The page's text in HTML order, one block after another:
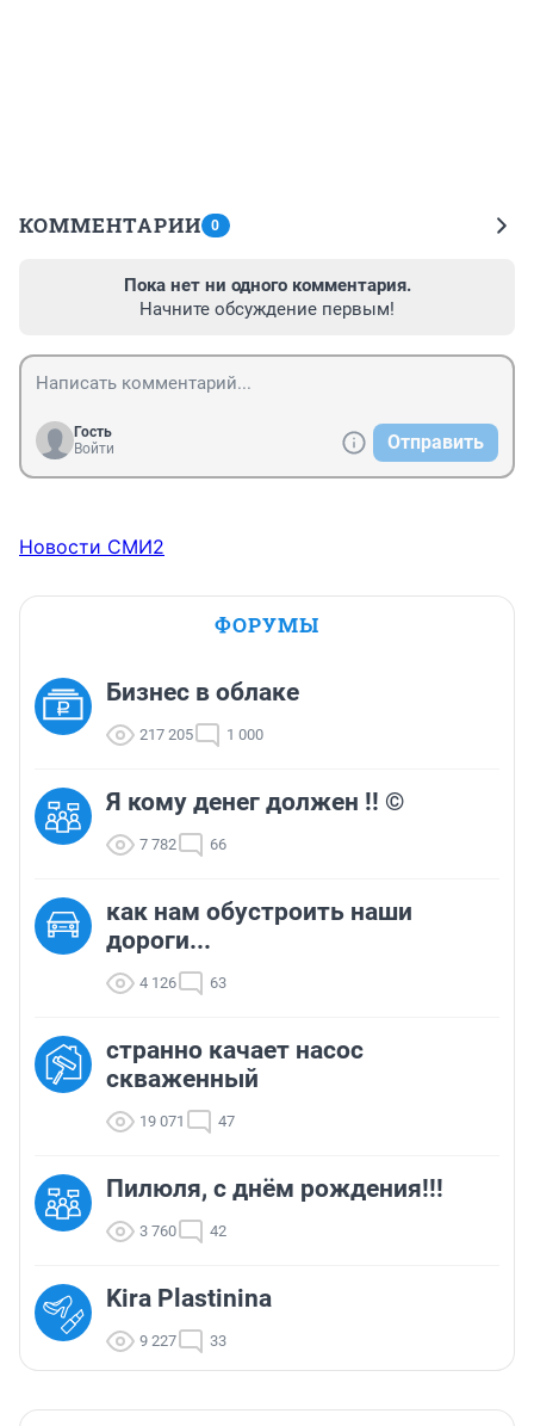
КОММЕНТАРИИ 0
Пока нет ни одного комментария.
Начните обсуждение первым!
Гость
Войти
Отправить
Новости СМИ2
ФОРУМЫ
Бизнес в облаке
217 205 1 000
Я кому денег должен !! ©
7 782 66
как нам обустроить наши
дороги...
4 126 63
странно качает насос
скваженный
19 071 47
Пилюля, с днём рождения!!!
3 760 42
Kira Plastinina
9 227 33